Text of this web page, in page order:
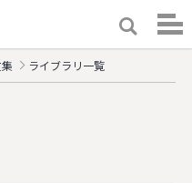
ライブラリ一覧